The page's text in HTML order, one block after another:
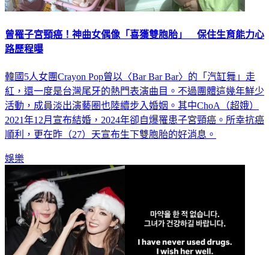
曾罹子宮頸癌！神曲女偶像「喜獲雙胞胎」 保住生育能力心
路歷程曝
韓國5人女團Crayon Pop曾以〈Bar Bar Bar〉的「汽缸舞」走
紅，還一度是台灣尾牙的熱門表演曲目。不過團體這幾年鮮少
活動，成員淡出演藝圈也陸續步入婚姻。其中ChoA（超娥）
2021年12月宣布結婚，2024年卻自爆罹患子宮頸癌。所幸抗癌
順利，更在昨（27）天宣布生下雙胞胎的好消息。
娛樂